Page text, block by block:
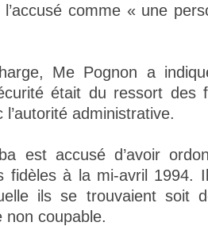
comme « une
Me Pognon a
était du ressort des
administrative.
est accusé d’avoir
fidèles à la mi-avril 1994.
ils se trouvaient soit
non coupable.